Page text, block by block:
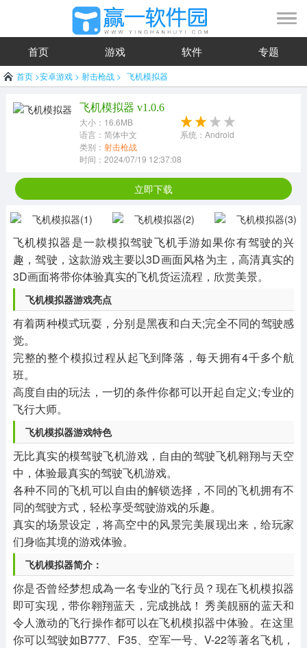
首页 游戏 软件 专题
首页 >安卓游戏 > 射击枪战 > 飞机模拟器
飞机模拟器 v1.0.6
大小：16.6MB
语言：简体中文
系统：Android
类别： 射击枪战
时间：2024/07/19 12:37:08
立即下载
飞机模拟器是一款模拟驾驶飞机手游如果你有驾驶的兴
趣，驾驶，这款游戏主要以3D画面风格为主，高清真实的
3D画面将带你体验真实的飞机货运流程，欣赏美景。
飞机模拟器游戏亮点
有着两种模式玩耍，分别是黑夜和白天;完全不同的驾驶感
觉。
完整的整个模拟过程从起飞到降落，每天拥有4千多个航
班。
高度自由的玩法，一切的条件你都可以开起自定义;专业的
飞行大师。
飞机模拟器游戏特色
无比真实的模驾驶飞机游戏，自由的驾驶飞机翱翔与天空
中，体验最真实的驾驶飞机游戏。
各种不同的飞机可以自由的解锁选择，不同的飞机拥有不
同的驾驶方式，轻松享受驾驶游戏的乐趣。
真实的场景设定，将高空中的风景完美展现出来，给玩家
们身临其境的游戏体验。
飞机模拟器简介：
你是否曾经梦想成為一名专业的飞行员？现在飞机模拟器
即可实现，带你翱翔蓝天，完成挑战！ 秀美靚丽的蓝天和
令人激动的飞行操作都可以在飞机模拟器中体验。在这里
你可以驾驶如B777、F35、空军一号、V-22等著名飞机，